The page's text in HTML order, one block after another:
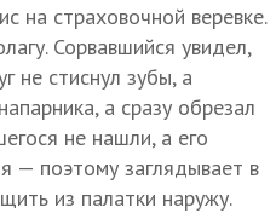
на страховочной веревке.
Сорвавшийся увидел,
не стиснул зубы, а
а сразу обрезал
не нашли, а его
— поэтому заглядывает в
из палатки наружу.